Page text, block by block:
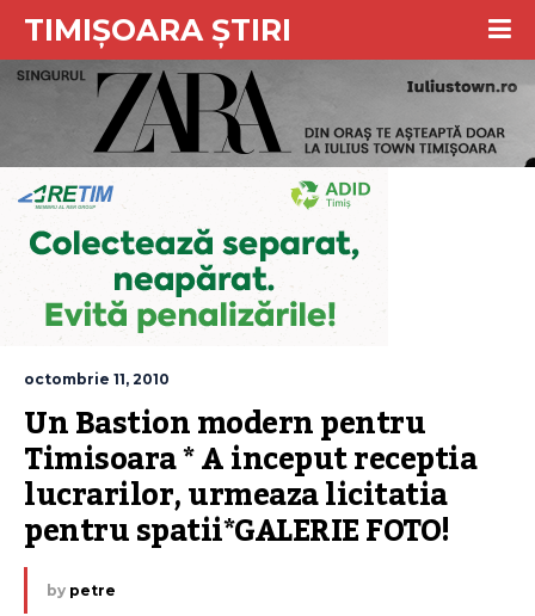
TIMIȘOARA ȘTIRI
octombrie 11, 2010
Un Bastion modern pentru
Timisoara * A inceput receptia
lucrarilor, urmeaza licitatia
pentru spatii*GALERIE FOTO!
by petre